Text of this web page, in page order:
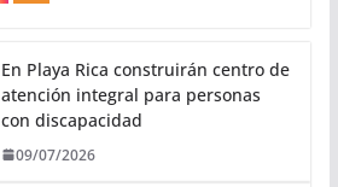
En Playa Rica construirán centro de
atención integral para personas
con discapacidad
09/07/2026